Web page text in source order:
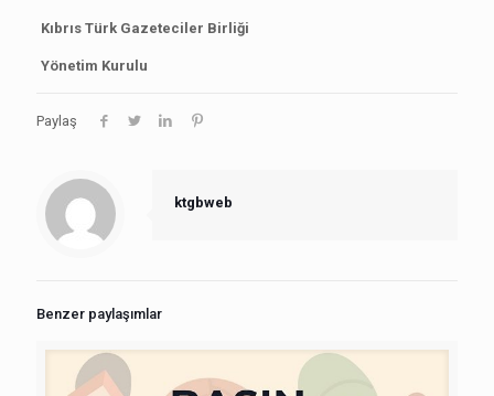
Kıbrıs Türk Gazeteciler Birliği
Yönetim Kurulu
Paylaş
ktgbweb
Benzer paylaşımlar